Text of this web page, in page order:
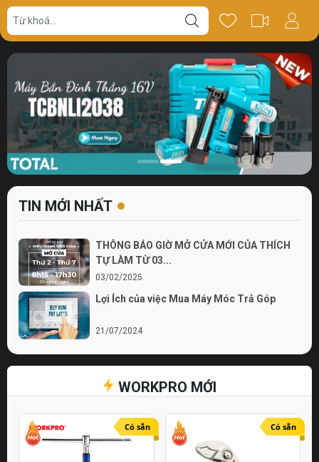
TIN MỚI NHẤT
THÔNG BÁO GIỜ MỞ CỬA MỚI CỦA THÍCH
TỰ LÀM TỪ 03...
03/02/2025
Lợi Ích của việc Mua Máy Móc Trả Góp
21/07/2024
Bí quyết chọn lựa cửa hàng điện nước chất
lượng
21/07/2024
Online
21/07/2024
WORKPRO MỚI
Có sẵn Có sẵn